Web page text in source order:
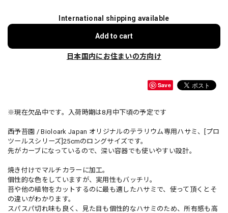
International shipping available
Add to cart
日本国内にお住まいの方向け
Save
※現在欠品中です。入荷時期は8月中下頃の予定です
西予苔園 / Bioloark Japan オリジナルのテラリウム専用ハサミ、[プロ
ツールスシリーズ]25cmのロングサイズです。
先がカーブになっているので、深い容器でも使いやすい設計。
焼き付けでマルチカラーに加工。
個性的な色をしていますが、実用性もバッチリ。
苔や他の植物をカットするのに最も適したハサミで、使って頂くとそ
の違いがわかります。
スパスパ切れ味も良く、見た目も個性的なハサミのため、所有感も高